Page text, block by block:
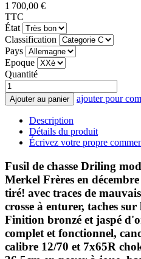
1 700,00 €
TTC
État
Classification
Pays
Epoque
Quantité
Ajouter au panier ajouter pour
Description
Détails du produit
Écrivez votre propre
Fusil de chasse Driling
Merkel Frères en
tiré! avec traces de
crosse à enturer, taches
Finition bronzé et jaspé
complet et fonctionnel,
calibre 12/70 et 7x65R